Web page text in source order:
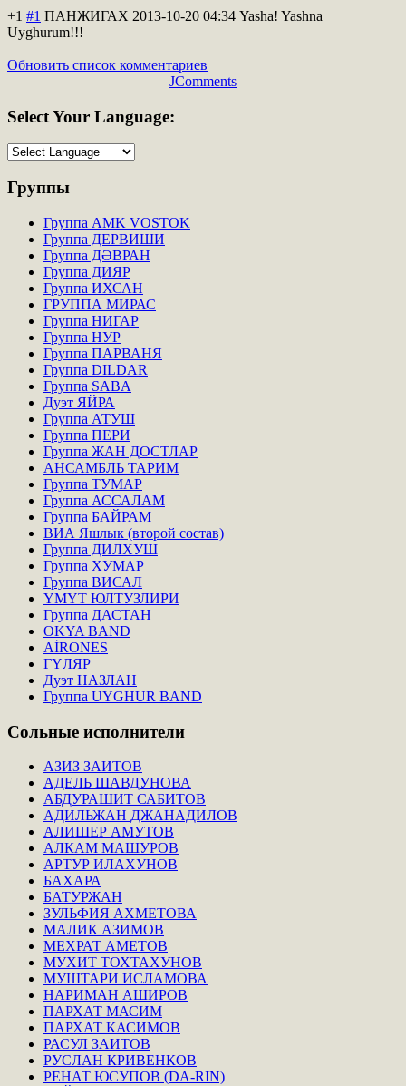
+1 #1 ПАНЖИГАХ 2013-10-20 04:34 Yasha! Yashna
Uyghurum!!!
Обновить список комментариев
JComments
SelectYour Language:
Группы
Группа AMK VOSTOK
Группа ДЕРВИШИ
Группа ДӘВРАН
Группа ДИЯР
Группа ИХСАН
ГРУППА МИРАС
Группа НИГАР
Группа НУР
Группа ПАРВАНЯ
Группа DILDAR
Группа SABA
Дуэт ЯЙРА
Группа АТУШ
Группа ПЕРИ
Группа ЖАН ДОСТЛАР
АНСАМБЛЬ ТАРИМ
Группа ТУМАР
Группа АССАЛАМ
Группа БАЙРАМ
ВИА Яшлык (второй состав)
Группа ДИЛХУШ
Группа ХУМАР
Группа ВИСАЛ
ҮМҮТ ЮЛТУЗЛИРИ
Группа ДАСТАН
OKYA BAND
AİRONES
ГҮЛЯР
Дуэт НАЗЛАН
Группа UYGHUR BAND
Сольные исполнители
АЗИЗ ЗАИТОВ
АДЕЛЬ ШАВДУНОВА
АБДУРАШИТ САБИТОВ
АДИЛЬЖАН ДЖАНАДИЛОВ
АЛИШЕР АМУТОВ
АЛКАМ МАШУРОВ
АРТУР ИЛАХУНОВ
БАХАРА
БАТУРЖАН
ЗУЛЬФИЯ АХМЕТОВА
МАЛИК АЗИМОВ
МЕХРАТ АМЕТОВ
МУХИТ ТОХТАХУНОВ
МУШТАРИ ИСЛАМОВА
НАРИМАН АШИРОВ
ПАРХАТ МАСИМ
ПАРХАТ КАСИМОВ
РАСУЛ ЗАИТОВ
РУСЛАН КРИВЕНКОВ
РЕНАТ ЮСУПОВ (DA-RIN)